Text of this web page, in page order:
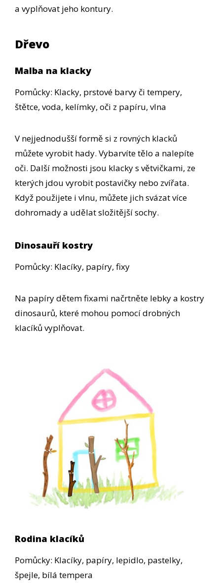
a vyplňovat jeho kontury.
Dřevo
Malba na klacky
Pomůcky: Klacky, prstové barvy či tempery,
štětce, voda, kelímky, oči z papíru, vlna
V nejjednodušší formě si z rovných klacků
můžete vyrobit hady. Vybarvíte tělo a nalepíte
oči. Další možnosti jsou klacky s větvičkami, ze
kterých jdou vyrobit postavičky nebo zvířata.
Když použijete i vlnu, můžete jich svázat více
dohromady a udělat složitější sochy.
Dinosauří kostry
Pomůcky: Klacíky, papíry, fixy
Na papíry dětem fixami načrtněte lebky a kostry
dinosaurů, které mohou pomocí drobných
klacíků vyplňovat.
Rodina klacíků
Pomůcky: Klacíky, papíry, lepidlo, pastelky,
špejle, bílá tempera